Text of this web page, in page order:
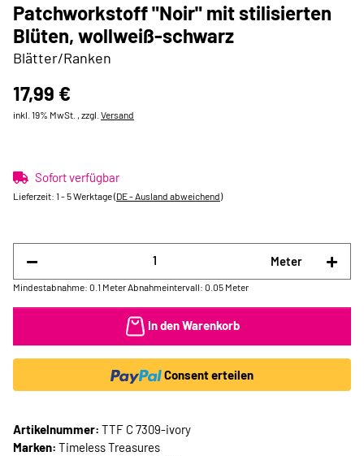
Patchworkstoff "Noir" mit stilisierten
Blüten, wollweiß-schwarz
Blätter/Ranken
17,99 €
inkl. 19% MwSt. , zzgl. Versand
Sofort verfügbar
Lieferzeit: 1 - 5 Werktage(DE - Ausland abweichend)
Meter
Mindestabnahme: 0.1 Meter Abnahmeintervall: 0.05 Meter
In den Warenkorb
Consent erteilen
Artikelnummer: TTF C 7309-ivory
Marken: Timeless Treasures